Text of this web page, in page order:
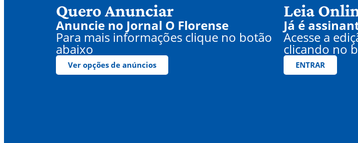
Quero Anunciar
Anuncie no Jornal O Florense
Para mais informações clique no botão
abaixo
Ver opções de anúncios
Leia
Já é
Acesse a
clicando no
ENTRAR